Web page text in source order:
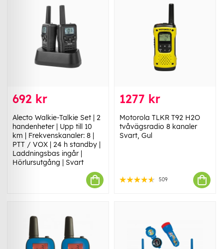
692 kr
Alecto Walkie-Talkie Set | 2
handenheter | Upp till 10
km | Frekvenskanaler: 8 |
PTT / VOX | 24 h standby |
Laddningsbas ingår |
Hörlursutgång | Svart
1277 kr
Motorola TLKR T92 H2O
tvåvägsradio 8 kanaler
Svart, Gul
509